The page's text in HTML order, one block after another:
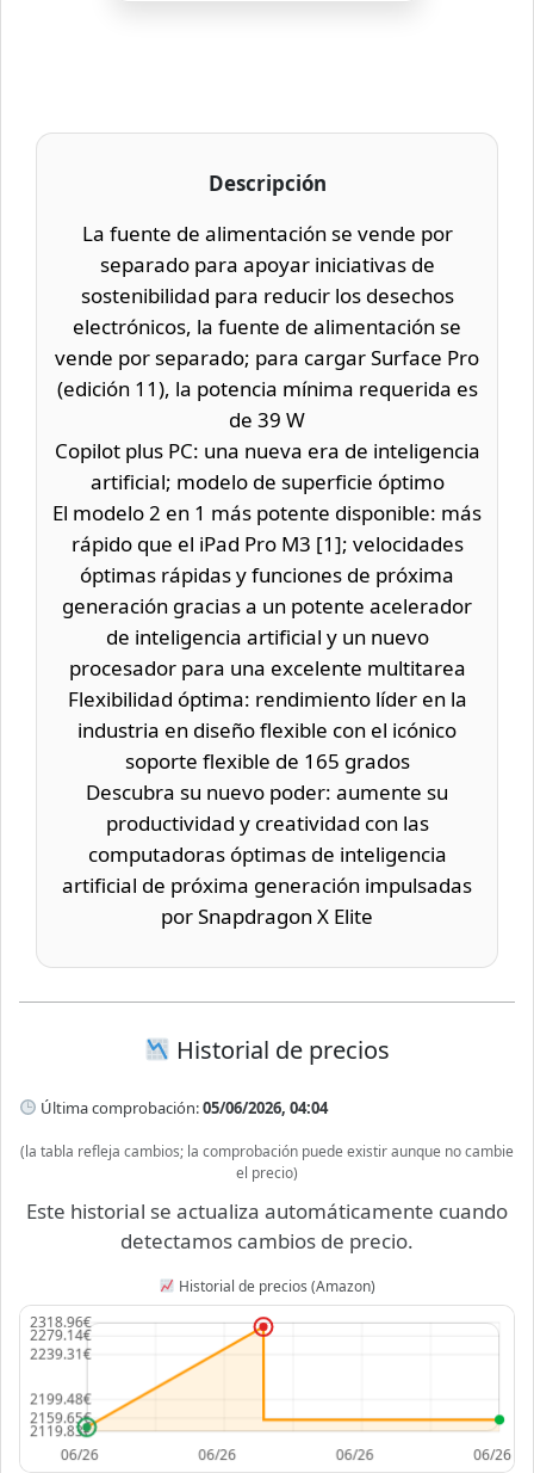
Descripción
La fuente de alimentación se vende por
separado para apoyar iniciativas de
sostenibilidad para reducir los desechos
electrónicos, la fuente de alimentación se
vende por separado; para cargar Surface Pro
(edición 11), la potencia mínima requerida es
de 39 W
Copilot plus PC: una nueva era de inteligencia
artificial; modelo de superficie óptimo
El modelo 2 en 1 más potente disponible: más
rápido que el iPad Pro M3 [1]; velocidades
óptimas rápidas y funciones de próxima
generación gracias a un potente acelerador
de inteligencia artificial y un nuevo
procesador para una excelente multitarea
Flexibilidad óptima: rendimiento líder en la
industria en diseño flexible con el icónico
soporte flexible de 165 grados
Descubra su nuevo poder: aumente su
productividad y creatividad con las
computadoras óptimas de inteligencia
artificial de próxima generación impulsadas
por Snapdragon X Elite
Historial de precios
Última comprobación:05/06/2026, 04:04
(la tabla refleja cambios; la comprobación puede existir aunque no cambie
el precio)
Este historial se actualiza automáticamente cuando
detectamos cambios de precio.
Historial de precios (Amazon)